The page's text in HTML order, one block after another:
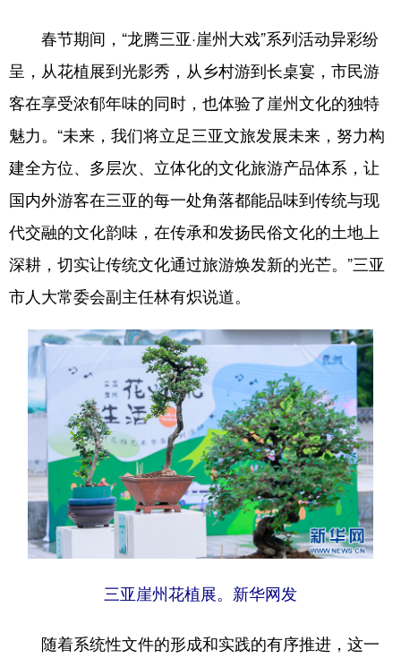
春节期间，“龙腾三亚·崖州大戏”系列活动异彩纷
呈，从花植展到光影秀，从乡村游到长桌宴，市民游
客在享受浓郁年味的同时，也体验了崖州文化的独特
魅力。“未来，我们将立足三亚文旅发展未来，努力构
建全方位、多层次、立体化的文化旅游产品体系，让
国内外游客在三亚的每一处角落都能品味到传统与现
代交融的文化韵味，在传承和发扬民俗文化的土地上
深耕，切实让传统文化通过旅游焕发新的光芒。”三亚
市人大常委会副主任林有炽说道。
三亚崖州花植展。新华网发
随着系统性文件的形成和实践的有序推进，这一